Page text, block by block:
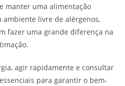
manter uma alimentação
livre de alérgenos,
fazer uma grande diferença na
agir rapidamente e consultar
para garantir o bem-